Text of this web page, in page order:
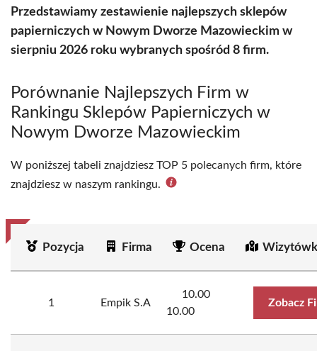
Przedstawiamy zestawienie najlepszych sklepów
papierniczych w Nowym Dworze Mazowieckim w
sierpniu 2026 roku wybranych spośród 8 firm.
Porównanie Najlepszych Firm w
Rankingu Sklepów Papierniczych w
Nowym Dworze Mazowieckim
W poniższej tabeli znajdziesz TOP 5 polecanych firm, które
znajdziesz w naszym rankingu.
Pozycja Firma Ocena
1 Empik S.A
10.00
10.00
Zobacz